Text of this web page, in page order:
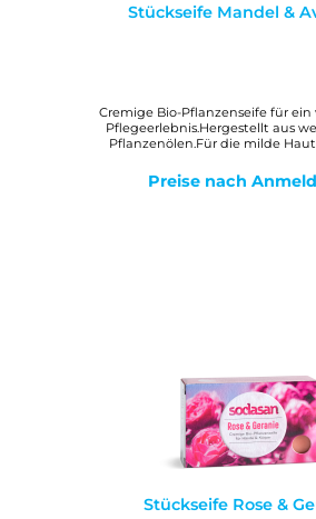
Stückseife Mandel &
Cremige Bio-Pflanzenseife für
Pflegeerlebnis.Hergestellt aus
Pflanzenölen.Für die milde
Hautgefühl.Mit Bio-Mandel-
Avocadoöl.WirkungMilde, reine Bio-
Preise nach
Stückseife Rose &